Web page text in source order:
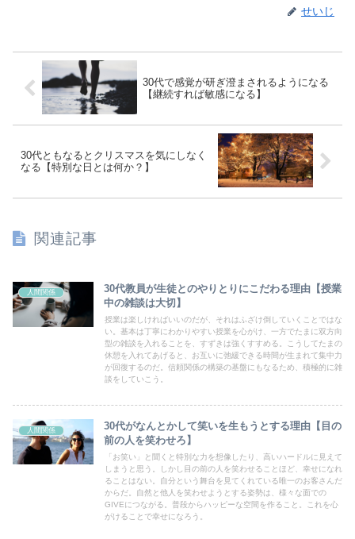
せいじ
30代で感覚が研ぎ澄まされるようになる
【継続すれば敏感になる】
30代ともなるとクリスマスを気にしなく
なる【特別な日とは何か？】
関連記事
人間関係
30代教員が生徒とのやりとりにこだわる理由【授業
中の雑談は大切】
授業は楽しければいいのだが、それはふざけ倒していくことではな
い。基本は丁寧にわかりやすい授業を心がけ、一方でたまに双方向
型の雑談を入れることを、すずきは強くすすめる。こうしてたまの
休憩を入れてあげると、お互いに弛緩できる時間が生まれて集中力
が回復するのだ。信頼関係の構築の基盤にもなるため、積極的に雑
談をしていこう。
人間関係
30代がなんとかして笑いを生もうとする理由【目の
前の人を笑わせろ】
「お笑い」と聞くと特別な力を想像したり、高いハードルに見えて
しまうと思う。しかし目の前の人を笑わせることほど、幸せになれ
ることはない。自分という舞台を見てくれている唯一のお客さんだ
からだ。自然と他人を笑わせようとする姿勢は、様々な面での
GIVEにつながる。普段からハッピーな空間を作ること。これを心
がけることで幸せになろう。